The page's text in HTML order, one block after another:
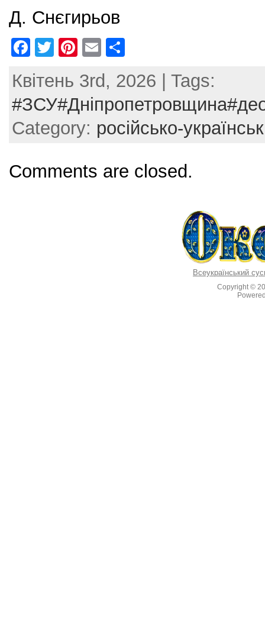
Д. Снєгирьов
F
c
e
b
k
T
itt
er
Pi
er
e
st
E
ai
l
ar
e
Квітень 3rd, 2026 | Tags:
Category: російсько-
Comments are closed.
Всеукраїнський
Copyright ©